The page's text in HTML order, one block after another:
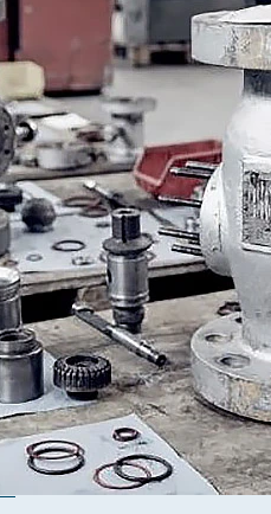
СЕРТИФИКАЦИЯ
TR
EN
DE